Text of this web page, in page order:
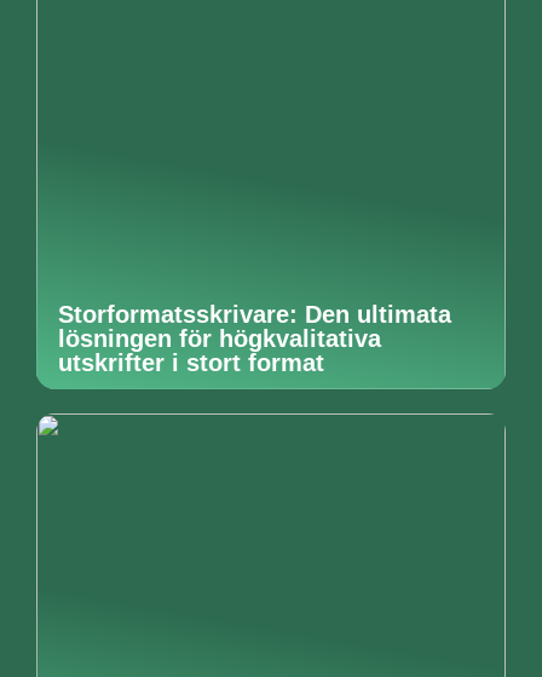
Storformatsskrivare: Den ultimata
lösningen för högkvalitativa
utskrifter i stort format